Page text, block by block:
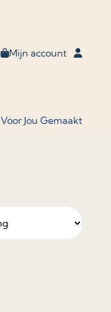
Mijn account
Voor Jou Gemaakt